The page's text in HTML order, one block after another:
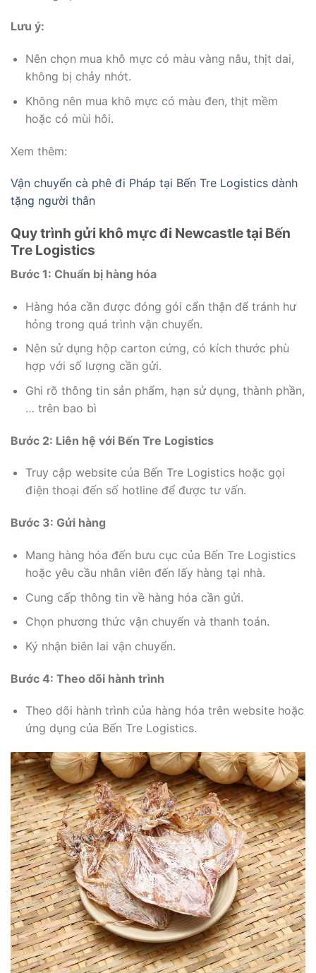
Lưu ý:
Nên chọn mua khô mực có màu vàng nâu, thịt dai,
không bị chảy nhớt.
Không nên mua khô mực có màu đen, thịt mềm
hoặc có mùi hôi.
Xem thêm:
Vận chuyển cà phê đi Pháp tại Bến Tre Logistics dành
tặng người thân
Quy trình gửi khô mực đi Newcastle tại Bến
Tre Logistics
Bước 1: Chuẩn bị hàng hóa
Hàng hóa cần được đóng gói cẩn thận để tránh hư
hỏng trong quá trình vận chuyển.
Nên sử dụng hộp carton cứng, có kích thước phù
hợp với số lượng cần gửi.
Ghi rõ thông tin sản phẩm, hạn sử dụng, thành phần,
… trên bao bì
Bước 2: Liên hệ với Bến Tre Logistics
Truy cập website của Bến Tre Logistics hoặc gọi
điện thoại đến số hotline để được tư vấn.
Bước 3: Gửi hàng
Mang hàng hóa đến bưu cục của Bến Tre Logistics
hoặc yêu cầu nhân viên đến lấy hàng tại nhà.
Cung cấp thông tin về hàng hóa cần gửi.
Chọn phương thức vận chuyển và thanh toán.
Ký nhận biên lai vận chuyển.
Bước 4: Theo dõi hành trình
Theo dõi hành trình của hàng hóa trên website hoặc
ứng dụng của Bến Tre Logistics.